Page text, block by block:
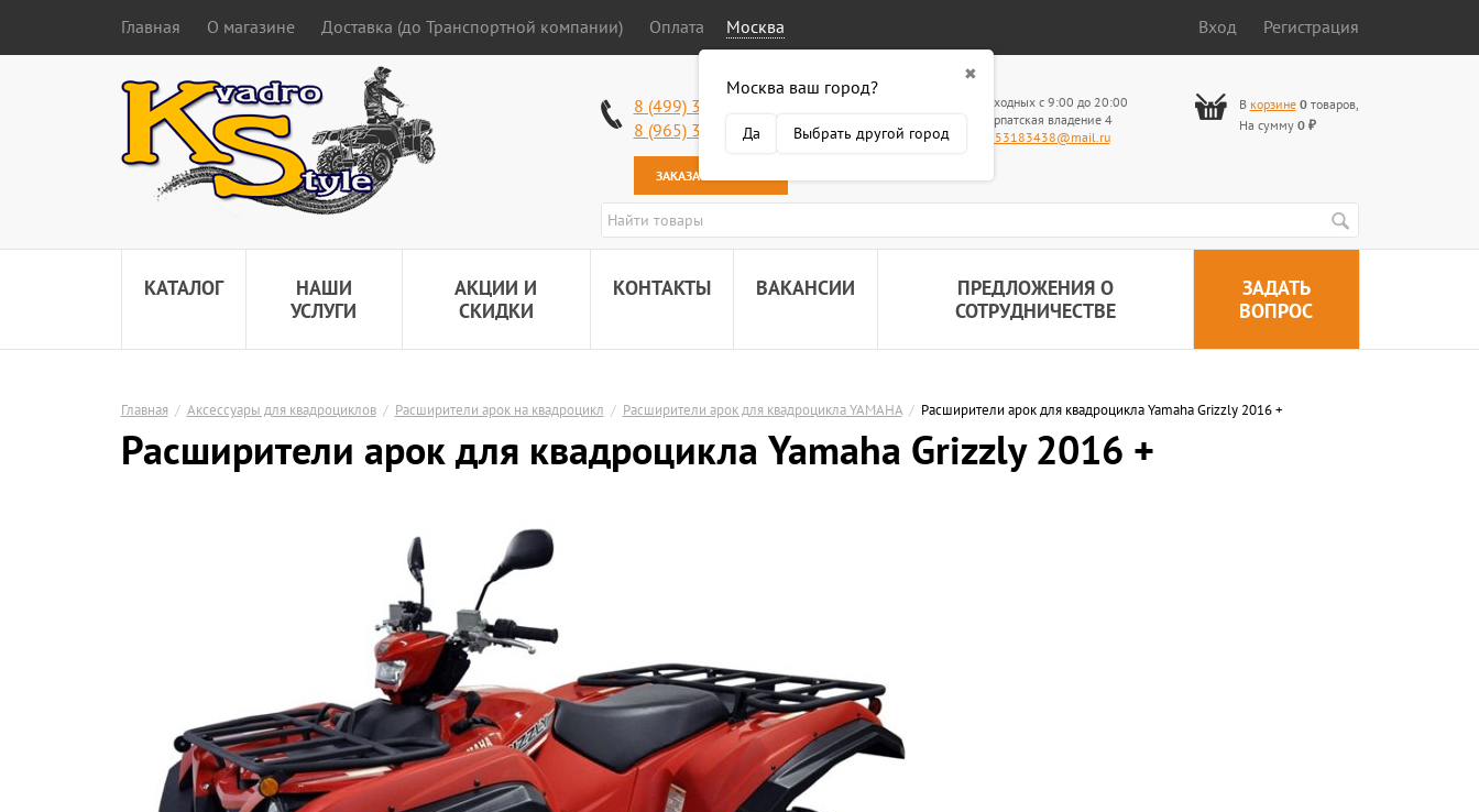
Главная О магазине Доставка (до Транспортной компании) Оплата Москва
✖
Москва ваш город?
Да Выбрать другой город
Вход Регистрация
8 (499) 340-63-51
8 (965) 318-34-38
ЗАКАЗАТЬ ЗВОНОК
Работаем без выходных с 9:00 до 20:00
Самовывоз: 2 Карпатская владение 4
Наша почта:
89653183438@mail.ru
В корзине 0товаров,
На сумму 0 ₽
КАТАЛОГ
НАШИ
УСЛУГИ
АКЦИИ И
СКИДКИ
КОНТАКТЫ ВАКАНСИИ
ПРЕДЛОЖЕНИЯ О
СОТРУДНИЧЕСТВЕ
ЗАДАТЬ
ВОПРОС
Главная / Аксессуары для квадроциклов / Расширители арок на квадроцикл / Расширители арок для квадроцикла YAMAHA / Расширители арок для квадроцикла Yamaha Grizzly 2016 +
Расширители арок для квадроцикла Yamaha Grizzly 2016 +